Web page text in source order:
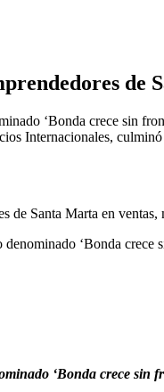
‘Bonda crece sin
Internacionales,
‘Bonda crece
‘Bonda crece sin